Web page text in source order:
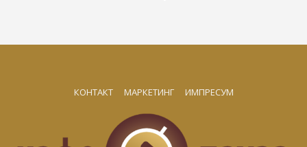
КОНТАКТ МАРКЕТИНГ ИМПРЕСУМ